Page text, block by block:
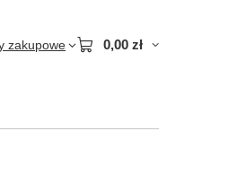
zakupowe 0,00 zł